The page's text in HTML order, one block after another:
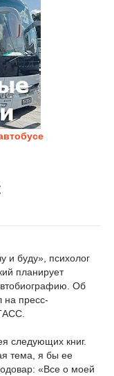
и буду», психолог
планирует
Об
на пресс-
следующих книг.
тема, я бы ее
«Все о моей